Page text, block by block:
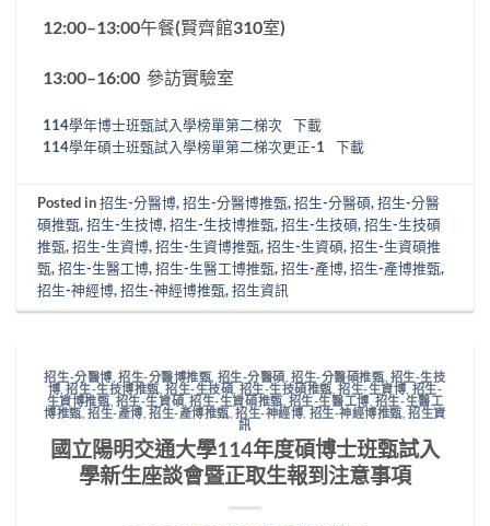
12:00–13:00午餐(賢齊館310室)
13:00–16:00 參訪實驗室
114學年博士班甄試入學榜單第二梯次
下載
114學年碩士班甄試入學榜單第二梯次更正-1
下載
Posted in招生-分醫博,招生-分醫博推甄,招生-分醫碩,招生-分醫
碩推甄,招生-生技博,招生-生技博推甄,招生-生技碩,招生-生技碩
推甄,招生-生資博,招生-生資博推甄,招生-生資碩,招生-生資碩推
甄,招生-生醫工博,招生-生醫工博推甄,招生-產博,招生-產博推甄,
招生-神經博,招生-神經博推甄,招生資訊
招生-分醫博, 招生-分醫博推甄 招生-分醫碩 ,招生-分醫碩推甄 招生-生技
博,招生-生技博推甄 招生-生技碩 招生-生技碩推甄 ,招生-生資博, 招生-
生資博推甄 招生-生資碩 ,招生-生資碩推甄 招生-生醫工博, 招生-生醫工
博推甄 ,招生-產博, 招生-產博推甄 招生-神經博, 招生-神經博推甄 ,招生資
訊
國立陽明交通大學114年度碩博士班甄試入
學新生座談會暨正取生報到注意事項